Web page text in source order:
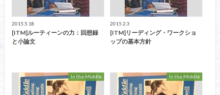
2015.5.18
[ITM]ルーティーンの力：回想録
と小論文
2015.2.3
[ITM]リーディング・ワークショ
ップの基本方針
In the Middle In the Middle